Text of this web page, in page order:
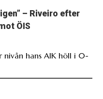
– Riveiro efter
ÖIS
nivån hans AIK höll i 0-